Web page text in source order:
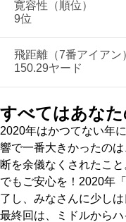
寛容性（順位）
9位
飛距離（7番アイアン
150.29ヤード
すべてはあな
2020年はかつてない年
響で一番大きかったの
断を余儀なくされたこと
でもご安心を！2020年
了し、みなさんに少し
最終回は、ミドルから